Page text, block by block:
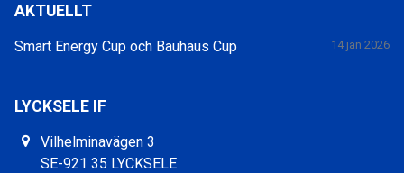
AKTUELLT
Smart Energy Cup och Bauhaus Cup 14 jan 2026
LYCKSELE IF
Vilhelminavägen 3
SE-921 35 LYCKSELE